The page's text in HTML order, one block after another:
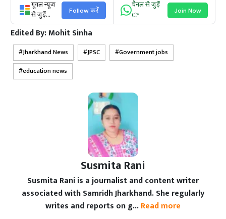
गूगल न्यूज
से जुड़ें...
Follow करें
चैनल से जुड़ें
👉
Join Now
Edited By:Mohit Sinha
Jharkhand News JPSC
Government jobs
education news
Susmita Rani
Susmita Rani is a journalist and content writer
associated with Samridh Jharkhand. She regularly
writes and reports on g...Read more